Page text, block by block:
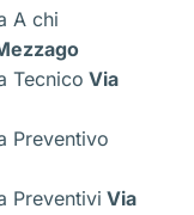
A chi
Tecnico Via
Preventivo
Preventivi Via